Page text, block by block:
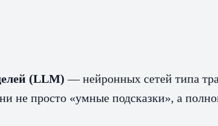
(LLM) — нейронных сетей типа
не просто «умные подсказки», а